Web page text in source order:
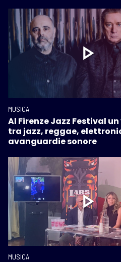
MUSICA
Al Firenze Jazz Festival
tra jazz, reggae,
avanguardie sonore
MUSICA